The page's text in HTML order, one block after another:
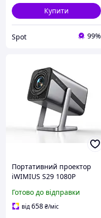
Купити
Spot 99%
Портативний проектор
iWIMIUS S29 1080P
5.2 20W Dolby сірий
Готово до відправки
від658₴/міс